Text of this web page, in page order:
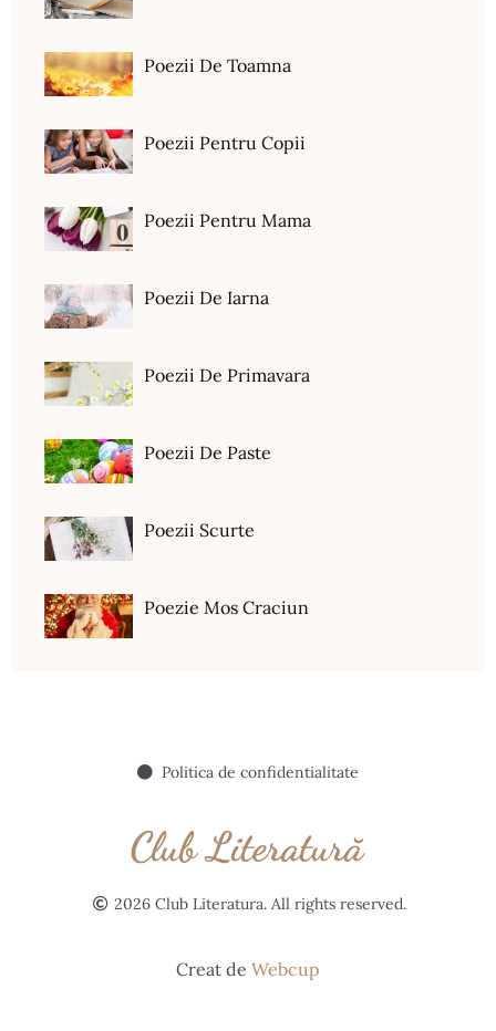
Poezii De Toamna
Poezii Pentru Copii
Poezii Pentru Mama
Poezii De Iarna
Poezii De Primavara
Poezii De Paste
Poezii Scurte
Poezie Mos Craciun
Politica de confidentialitate
2026 Club Literatura. All rights reserved.
Creat de Webcup